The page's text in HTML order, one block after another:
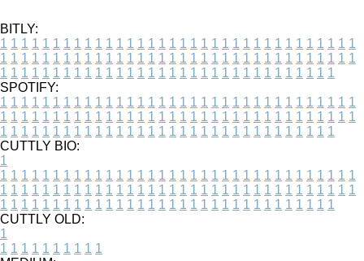
BITLY:
1 1 1 1 1 1 1 1 1 1 1 1 1 1 1 1 1 1 1 1 1 1 1 1 1 1 1 1 1 1 1 1 1 1
1 1 1 1 1 1 1 1 1 1 1 1 1 1 1 1 1 1 1 1 1 1 1 1 1 1 1 1 1 1 1 1 1 1
1 1 1 1 1 1 1 1 1 1 1 1 1 1 1 1 1 1 1 1 1 1 1 1 1 1 1 1 1 1 1 1
SPOTIFY:
1 1 1 1 1 1 1 1 1 1 1 1 1 1 1 1 1 1 1 1 1 1 1 1 1 1 1 1 1 1 1 1 1 1
1 1 1 1 1 1 1 1 1 1 1 1 1 1 1 1 1 1 1 1 1 1 1 1 1 1 1 1 1 1 1 1 1 1
1 1 1 1 1 1 1 1 1 1 1 1 1 1 1 1 1 1 1 1 1 1 1 1 1 1 1 1 1 1 1 1
CUTTLY BIO:
1
1 1 1 1 1 1 1 1 1 1 1 1 1 1 1 1 1 1 1 1 1 1 1 1 1 1 1 1 1 1 1 1 1 1
1 1 1 1 1 1 1 1 1 1 1 1 1 1 1 1 1 1 1 1 1 1 1 1 1 1 1 1 1 1 1 1 1 1
1 1 1 1 1 1 1 1 1 1 1 1 1 1 1 1 1 1 1 1 1 1 1 1 1 1 1 1 1 1 1 1
CUTTLY OLD:
1
1 1 1 1 1 1 1 1 1 1